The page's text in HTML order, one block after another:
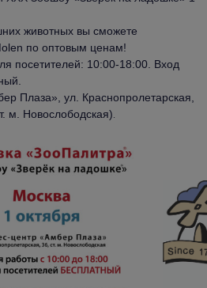
животных вы сможете
по оптовым ценам!
посетителей: 10:00-18:00. Вход
Плаза», ул. Краснопролетарская,
м. Новослободская).